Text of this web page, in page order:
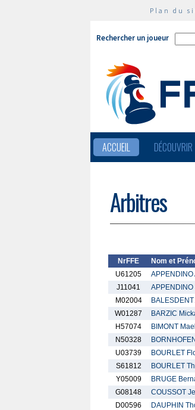
Plan du
Rechercher un joueur
ACCUEIL DÉCOUVRIR
Arbitres
NrFFE Nom et
U61205
APPENDINO
J11041
APPENDINO
M02004
W01287
BARZIC
H57074
BIMONT
N50328
U03739
BOURLET
S61812
BOURLET
Y05009
BRUGE
G08148
COUSSOT
D00596
DAUPHIN